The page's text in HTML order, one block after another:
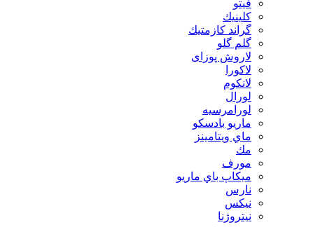
فيتو
كلينيك
گراند كازمتيك
گلم گلو
لاروش پوزای
لاكورا
لانكوم
لورال
لورامرسيه
ماريو بادسكو
ماي ويتامينز
مك
مورف
ميكاپ باي ماريو
نارس
نيكس
نیتروژنا